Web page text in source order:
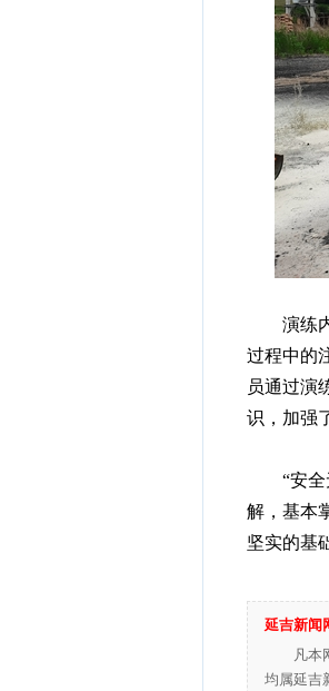
演练内
过程中的
员通过演
识，加强
“安全无
解，基本
坚实的基
延吉新闻
凡本
均属延吉